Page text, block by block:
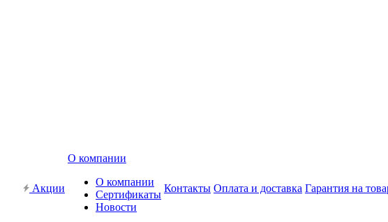
Акции
О компании
О компании
Сертификаты
Новости
Контакты Оплата и доставка Гарантия на